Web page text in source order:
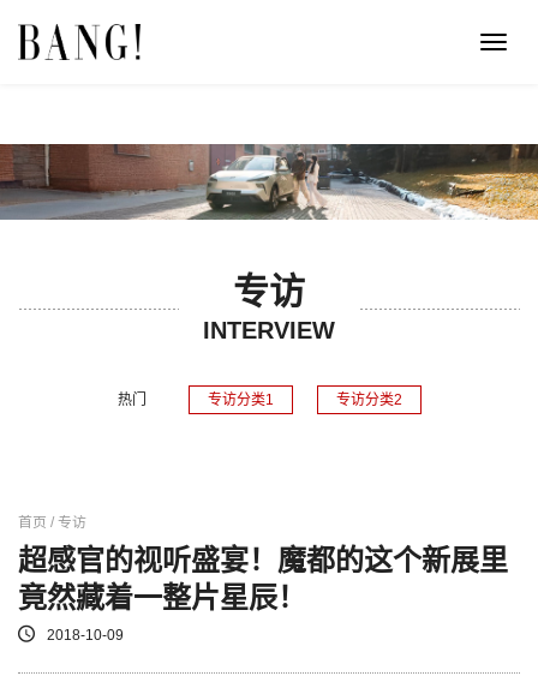
专访
INTERVIEW
热门 专访分类1 专访分类2
首页 / 专访
超感官的视听盛宴！魔都的这个新展里
竟然藏着一整片星辰！
2018-10-09